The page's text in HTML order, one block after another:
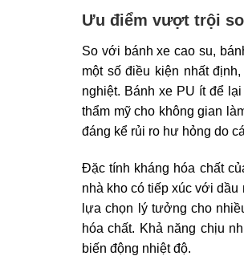
Ưu điểm vượt trội
So với bánh xe cao su,
một số điều kiện nhất
nghiệt. Bánh xe PU ít để
thẩm mỹ cho không gian
đáng kể rủi ro hư hỏng do
Đặc tính kháng hóa chất
nhà kho có tiếp xúc với
lựa chọn lý tưởng cho
hóa chất. Khả năng chịu
biến động nhiệt độ.